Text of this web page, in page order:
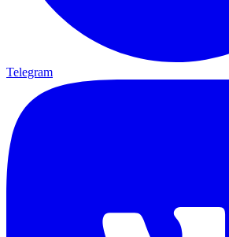
Telegram